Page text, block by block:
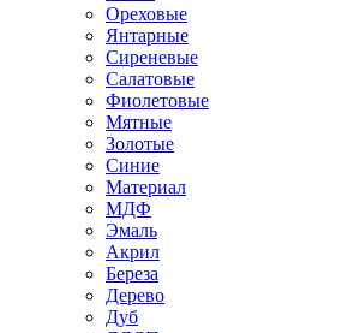
Ореховые
Янтарные
Сиреневые
Салатовые
Фиолетовые
Мятные
Золотые
Синие
Материал
МДФ
Эмаль
Акрил
Береза
Дерево
Дуб